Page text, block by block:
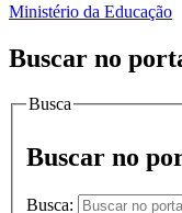
Ministério da Educação
Buscar no
Busca
Buscar no
Busca: